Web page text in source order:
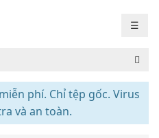
☰
phí. Chỉ tệp gốc. Virus
và an toàn.